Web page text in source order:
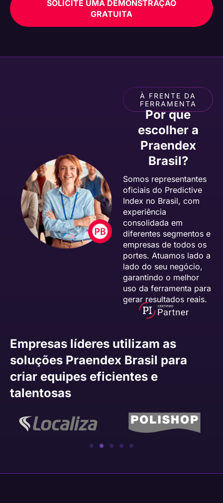
SOLICITE UMA DEMONSTRAÇÃO
GRATUITA
À FRENTE DA
FERRAMENTA
Por que
escolher a
Praendex
Brasil?
Somos representantes
oficiais do Predictive
Index no Brasil, com
experiência
consolidada em
diferentes segmentos e
empresas de todos os
portes. Atuamos lado a
lado do seu negócio,
garantindo o melhor
uso da ferramenta para
gerar resultados reais.
Empresas líderes utilizam as
soluções Praendex Brasil para
criar equipes eficientes e
talentosas